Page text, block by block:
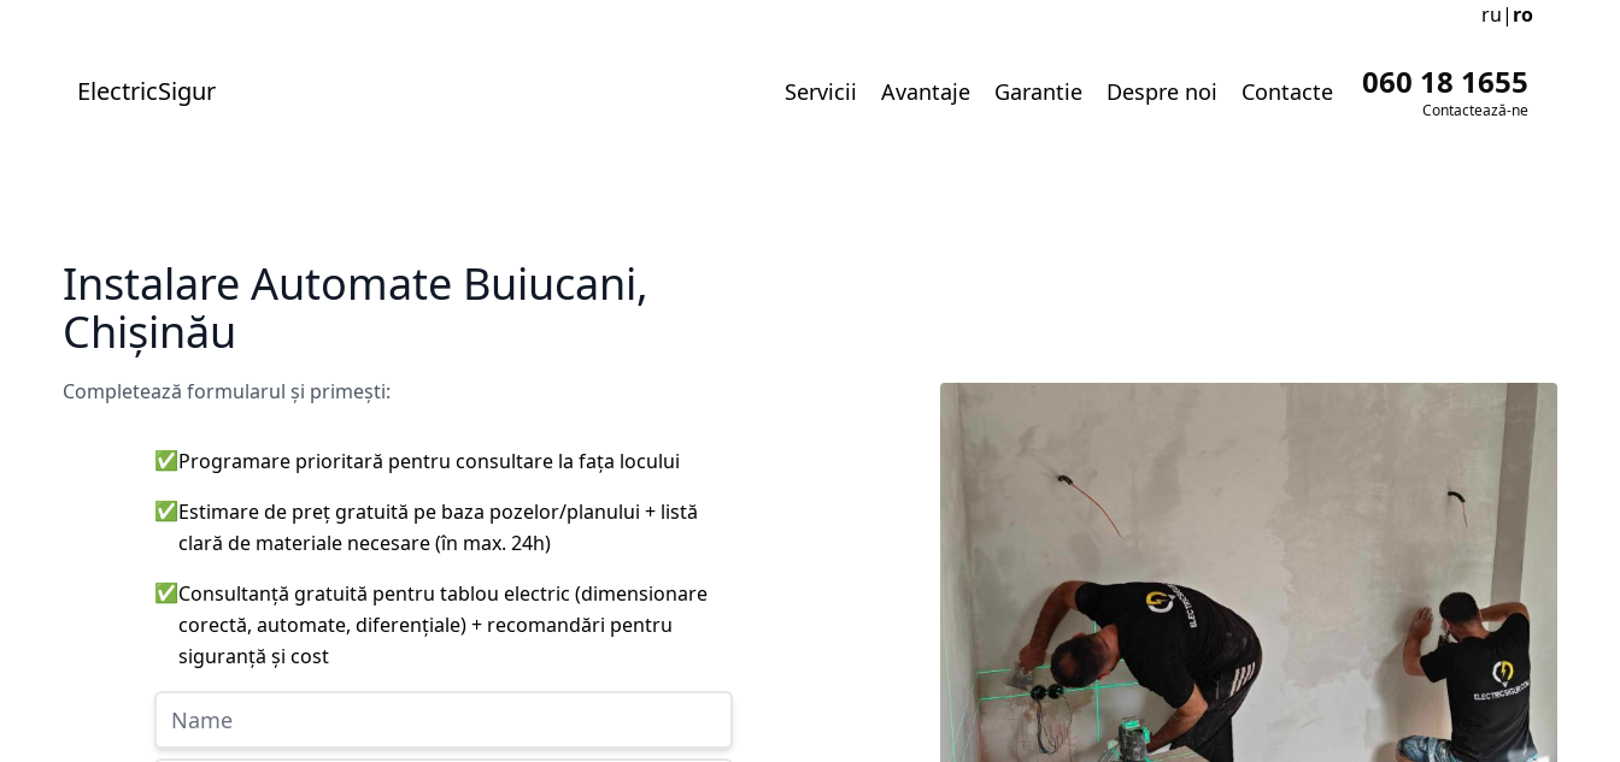
ru| ro
ElectricSigur Servicii Avantaje Garantie Despre noi Contacte 060 18 1655
Contactează-ne
Instalare Automate Buiucani,
Chișinău
Completează formularul și primești:
✅Programare prioritară pentru consultare la fața locului
✅Estimare de preț gratuită pe baza pozelor/planului + listă
clară de materiale necesare (în max. 24h)
✅Consultanță gratuită pentru tablou electric (dimensionare
corectă, automate, diferențiale) + recomandări pentru
siguranță și cost